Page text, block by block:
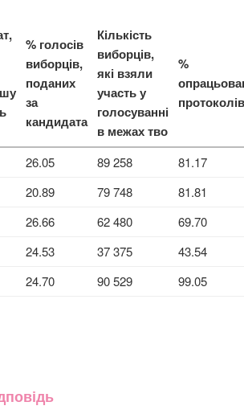
% голосів
виборців,
поданих
за
кандидата
Кількість
виборців,
які взяли
участь у
голосуванні
в межах тво
%
протоколів
26.05 89 258
81.17
20.89
79 748
81.81
26.66
62 480
69.70
24.53
37 375
43.54
24.70
90 529 99.05